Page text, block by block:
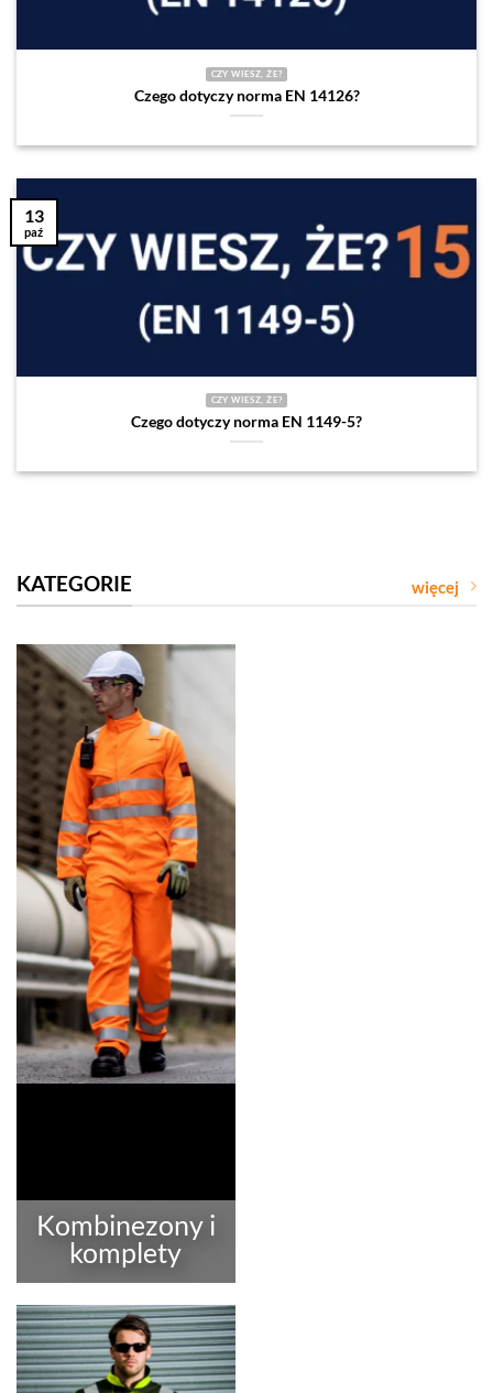
CZY WIESZ, ŻE?
Czego dotyczy norma EN 14126?
CZY WIESZ, ŻE?
Czego dotyczy norma EN 1149-5?
13
paź
KATEGORIE więcej
Kombinezony i
komplety